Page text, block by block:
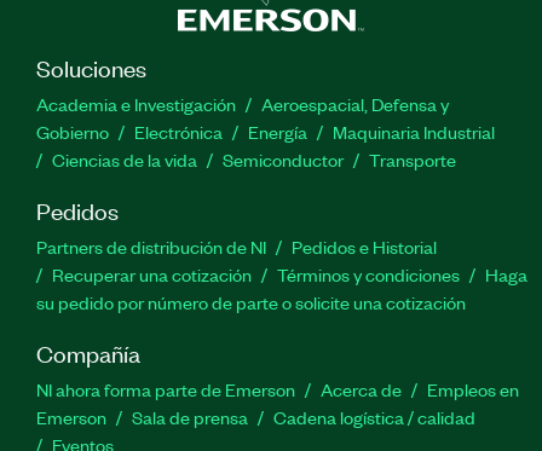
Soluciones
Academia e Investigación
Aeroespacial, Defensa y
Gobierno
Electrónica Energía
Maquinaria Industrial
Ciencias de la vida
Semiconductor Transporte
Pedidos
Partners de distribución de NI
Pedidos e Historial
Recuperar una cotización
Términos y condiciones
Haga
su pedido por número de parte o solicite una cotización
Compañía
NI ahora forma parte de Emerson Acerca de
Empleos en
Emerson
Sala de prensa
Cadena logística / calidad
Eventos